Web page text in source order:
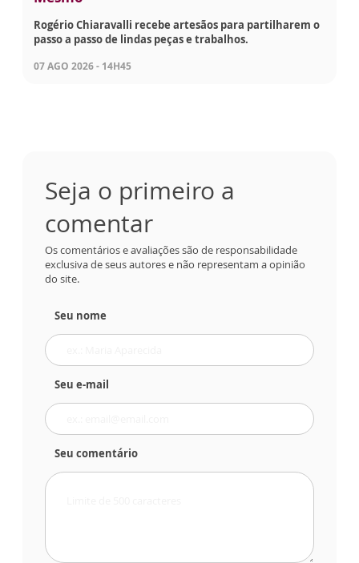
Rogério Chiaravalli recebe artesãos para partilharem o
passo a passo de lindas peças e trabalhos.
07 AGO 2026 - 14H45
Seja o primeiro a
comentar
Os comentários e avaliações são de responsabilidade
exclusiva de seus autores e não representam a opinião
do site.
Seu nome
Seu e-mail
Seu comentário